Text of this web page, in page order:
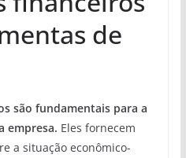
de
são fundamentais para a
empresa. Eles fornecem
a situação econômico-